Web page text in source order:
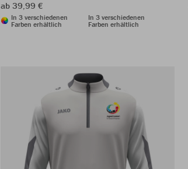
ab 39,99 €
In 3 verschiedenen
Farben erhältlich
In 3 verschiedenen
Farben erhältlich